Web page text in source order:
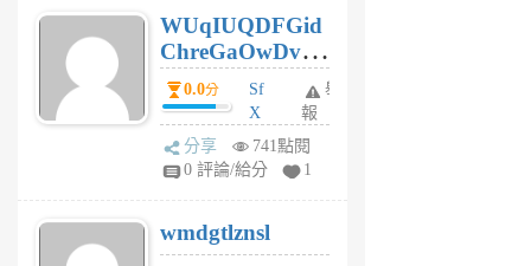
個
月
前
WUqIUQDFGid
ChreGaOwDv
dY0.0分
Sf
X
Pe
Jc
R
P
舉
報
分享
741點閱
0 評論/給分
1
wmdgtlznsl